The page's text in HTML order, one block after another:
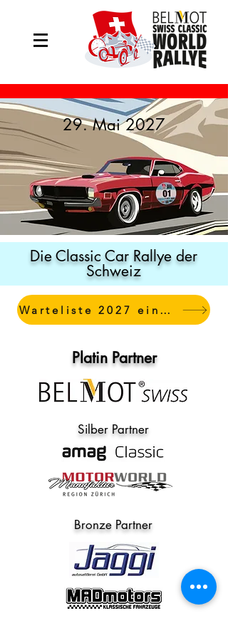
29. Mai 2027
Die Classic Car Rallye der
Schweiz
Warteliste 2027 eintragen
Platin Partner
Silber Partner
Bronze Partner